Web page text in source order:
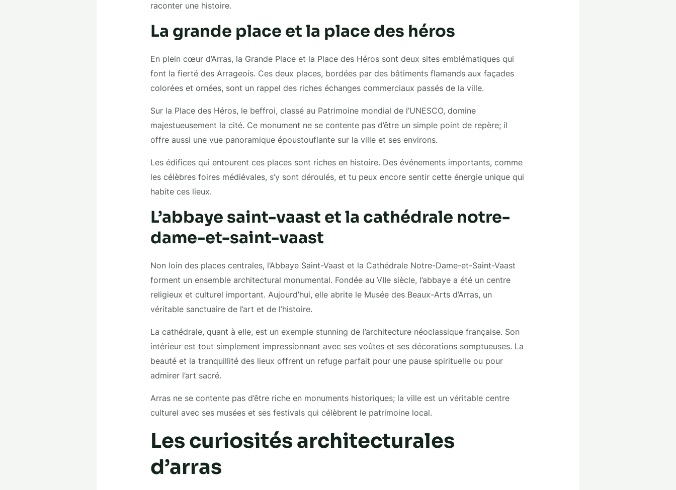
raconter une histoire.
La grande place et la place des héros
En plein cœur d’Arras, la Grande Place et la Place des Héros sont deux sites emblématiques qui
font la fierté des Arrageois. Ces deux places, bordées par des bâtiments flamands aux façades
colorées et ornées, sont un rappel des riches échanges commerciaux passés de la ville.
Sur la Place des Héros, le beffroi, classé au Patrimoine mondial de l’UNESCO, domine
majestueusement la cité. Ce monument ne se contente pas d’être un simple point de repère; il
offre aussi une vue panoramique époustouflante sur la ville et ses environs.
Les édifices qui entourent ces places sont riches en histoire. Des événements importants, comme
les célèbres foires médiévales, s’y sont déroulés, et tu peux encore sentir cette énergie unique qui
habite ces lieux.
L’abbaye saint-vaast et la cathédrale notre-
dame-et-saint-vaast
Non loin des places centrales, l’Abbaye Saint-Vaast et la Cathédrale Notre-Dame-et-Saint-Vaast
forment un ensemble architectural monumental. Fondée au VIIe siècle, l’abbaye a été un centre
religieux et culturel important. Aujourd’hui, elle abrite le Musée des Beaux-Arts d’Arras, un
véritable sanctuaire de l’art et de l’histoire.
La cathédrale, quant à elle, est un exemple stunning de l’architecture néoclassique française. Son
intérieur est tout simplement impressionnant avec ses voûtes et ses décorations somptueuses. La
beauté et la tranquillité des lieux offrent un refuge parfait pour une pause spirituelle ou pour
admirer l’art sacré.
Arras ne se contente pas d’être riche en monuments historiques; la ville est un véritable centre
culturel avec ses musées et ses festivals qui célèbrent le patrimoine local.
Les curiosités architecturales
d’arras